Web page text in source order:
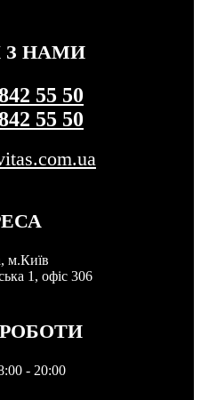
З НАМИ
55 50
55 50
м.Київ
1, офіс 306
- 20:00